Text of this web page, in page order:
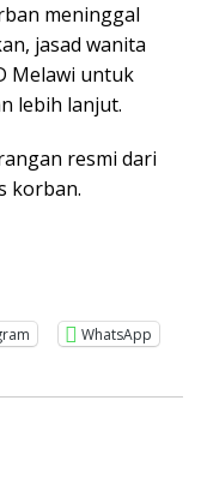
meninggal
jasad wanita
Melawi untuk
lebih lanjut.
resmi dari
korban.
WhatsApp